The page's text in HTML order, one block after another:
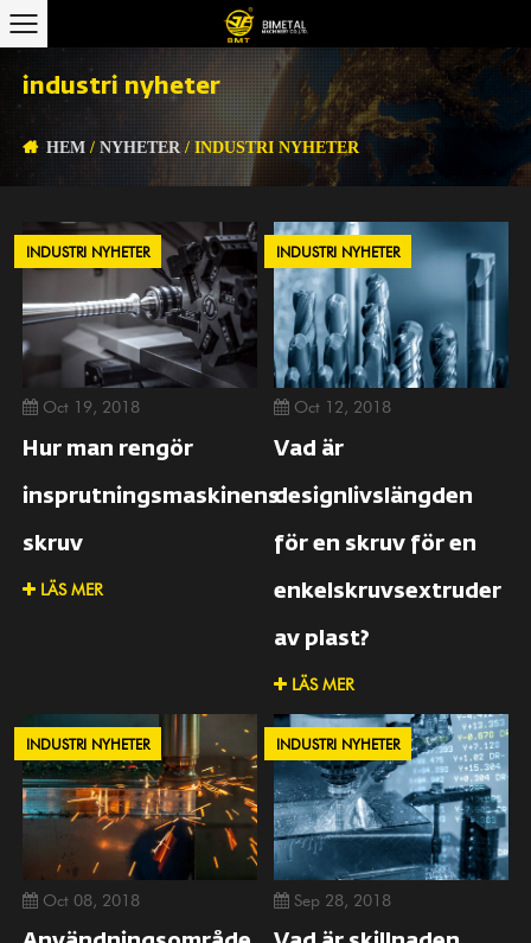
industri nyheter
HEM /NYHETER /INDUSTRI NYHETER
INDUSTRI NYHETER
Oct 19, 2018
Hur man rengör
insprutningsmaskinens
skruv
LÄS MER
INDUSTRI NYHETER
Oct 12, 2018
Vad är
designlivslängden
för en skruv för en
enkelskruvsextruder
av plast?
LÄS MER
INDUSTRI NYHETER
Oct 08, 2018
INDUSTRI NYHETER
Sep 28, 2018